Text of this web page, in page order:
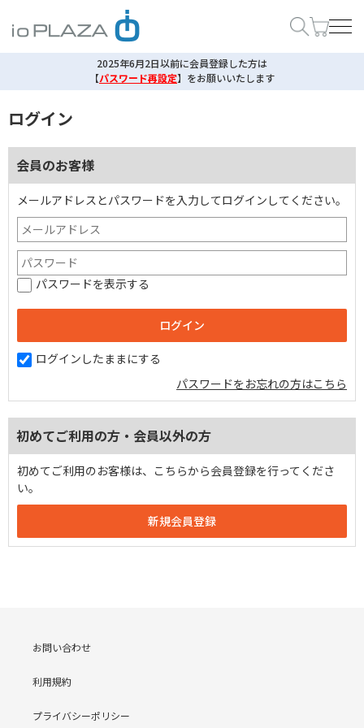
2025年6月2日以前に会員登録した方は
【パスワード再設定】 をお願いいたします
ログイン
会員のお客様
メールアドレスとパスワードを入力してログインしてください。
パスワードを表示する
ログインしたままにする
パスワードをお忘れの方はこちら
初めてご利用の方・会員以外の方
初めてご利用のお客様は、こちらから会員登録を行ってくださ
い。
お問い合わせ
利用規約
プライバシーポリシー